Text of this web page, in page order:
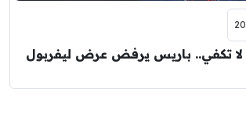
لا تكفي.. باريس يرفض عرض ليفربول